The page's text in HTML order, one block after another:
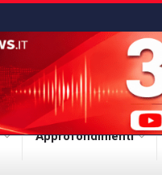
Approfondimenti